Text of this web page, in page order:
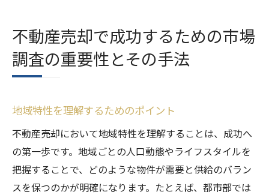
術
専門家の意見を取り入れた市場分析
賢い価格設定で不動産売却を有利に運ぶ方法
近隣物件との比較による適正価格の見極め
価格設定における心理的要素の活用
買い手にとって魅力的な価格提示の方法
不動産売却で成功するための市場
調査の重要性とその手法
地域特性を理解するためのポイント
不動産売却において地域特性を理解することは、成功へ
の第一歩です。地域ごとの人口動態やライフスタイルを
把握することで、どのような物件が需要と供給のバラン
スを保つのかが明確になります。たとえば、都市部では